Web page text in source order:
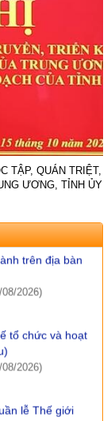
TẬP, QUÁN TRIỆT,
ƯƠNG, TỈNH ỦY
2026/NĐ-CP
2026)
sạt lở và lập
thông tin, cơ sở
trên địa bàn
2026)
tổ chức và hoạt
2026)
lễ Thế giới
2026)
về đất đai